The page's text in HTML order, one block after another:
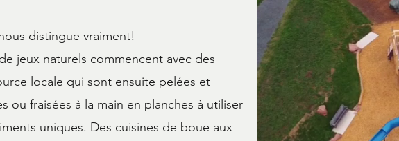
distingue vraiment!
jeux naturels commencent avec des
locale qui sont ensuite pelées et
ou fraisées à la main en planches à utiliser
uniques. Des cuisines de boue aux